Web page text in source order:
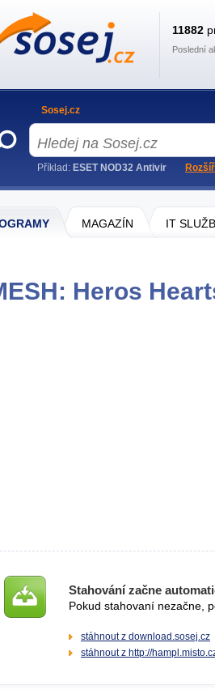
MAGAZÍN IT
Heros
Stahování začne
Pokud stahovaní nezačne,
stáhnout z download.sosej.cz
stáhnout z http://
11882
Poslední
Sosej.cz
Příklad: ESET NOD32 Antivir